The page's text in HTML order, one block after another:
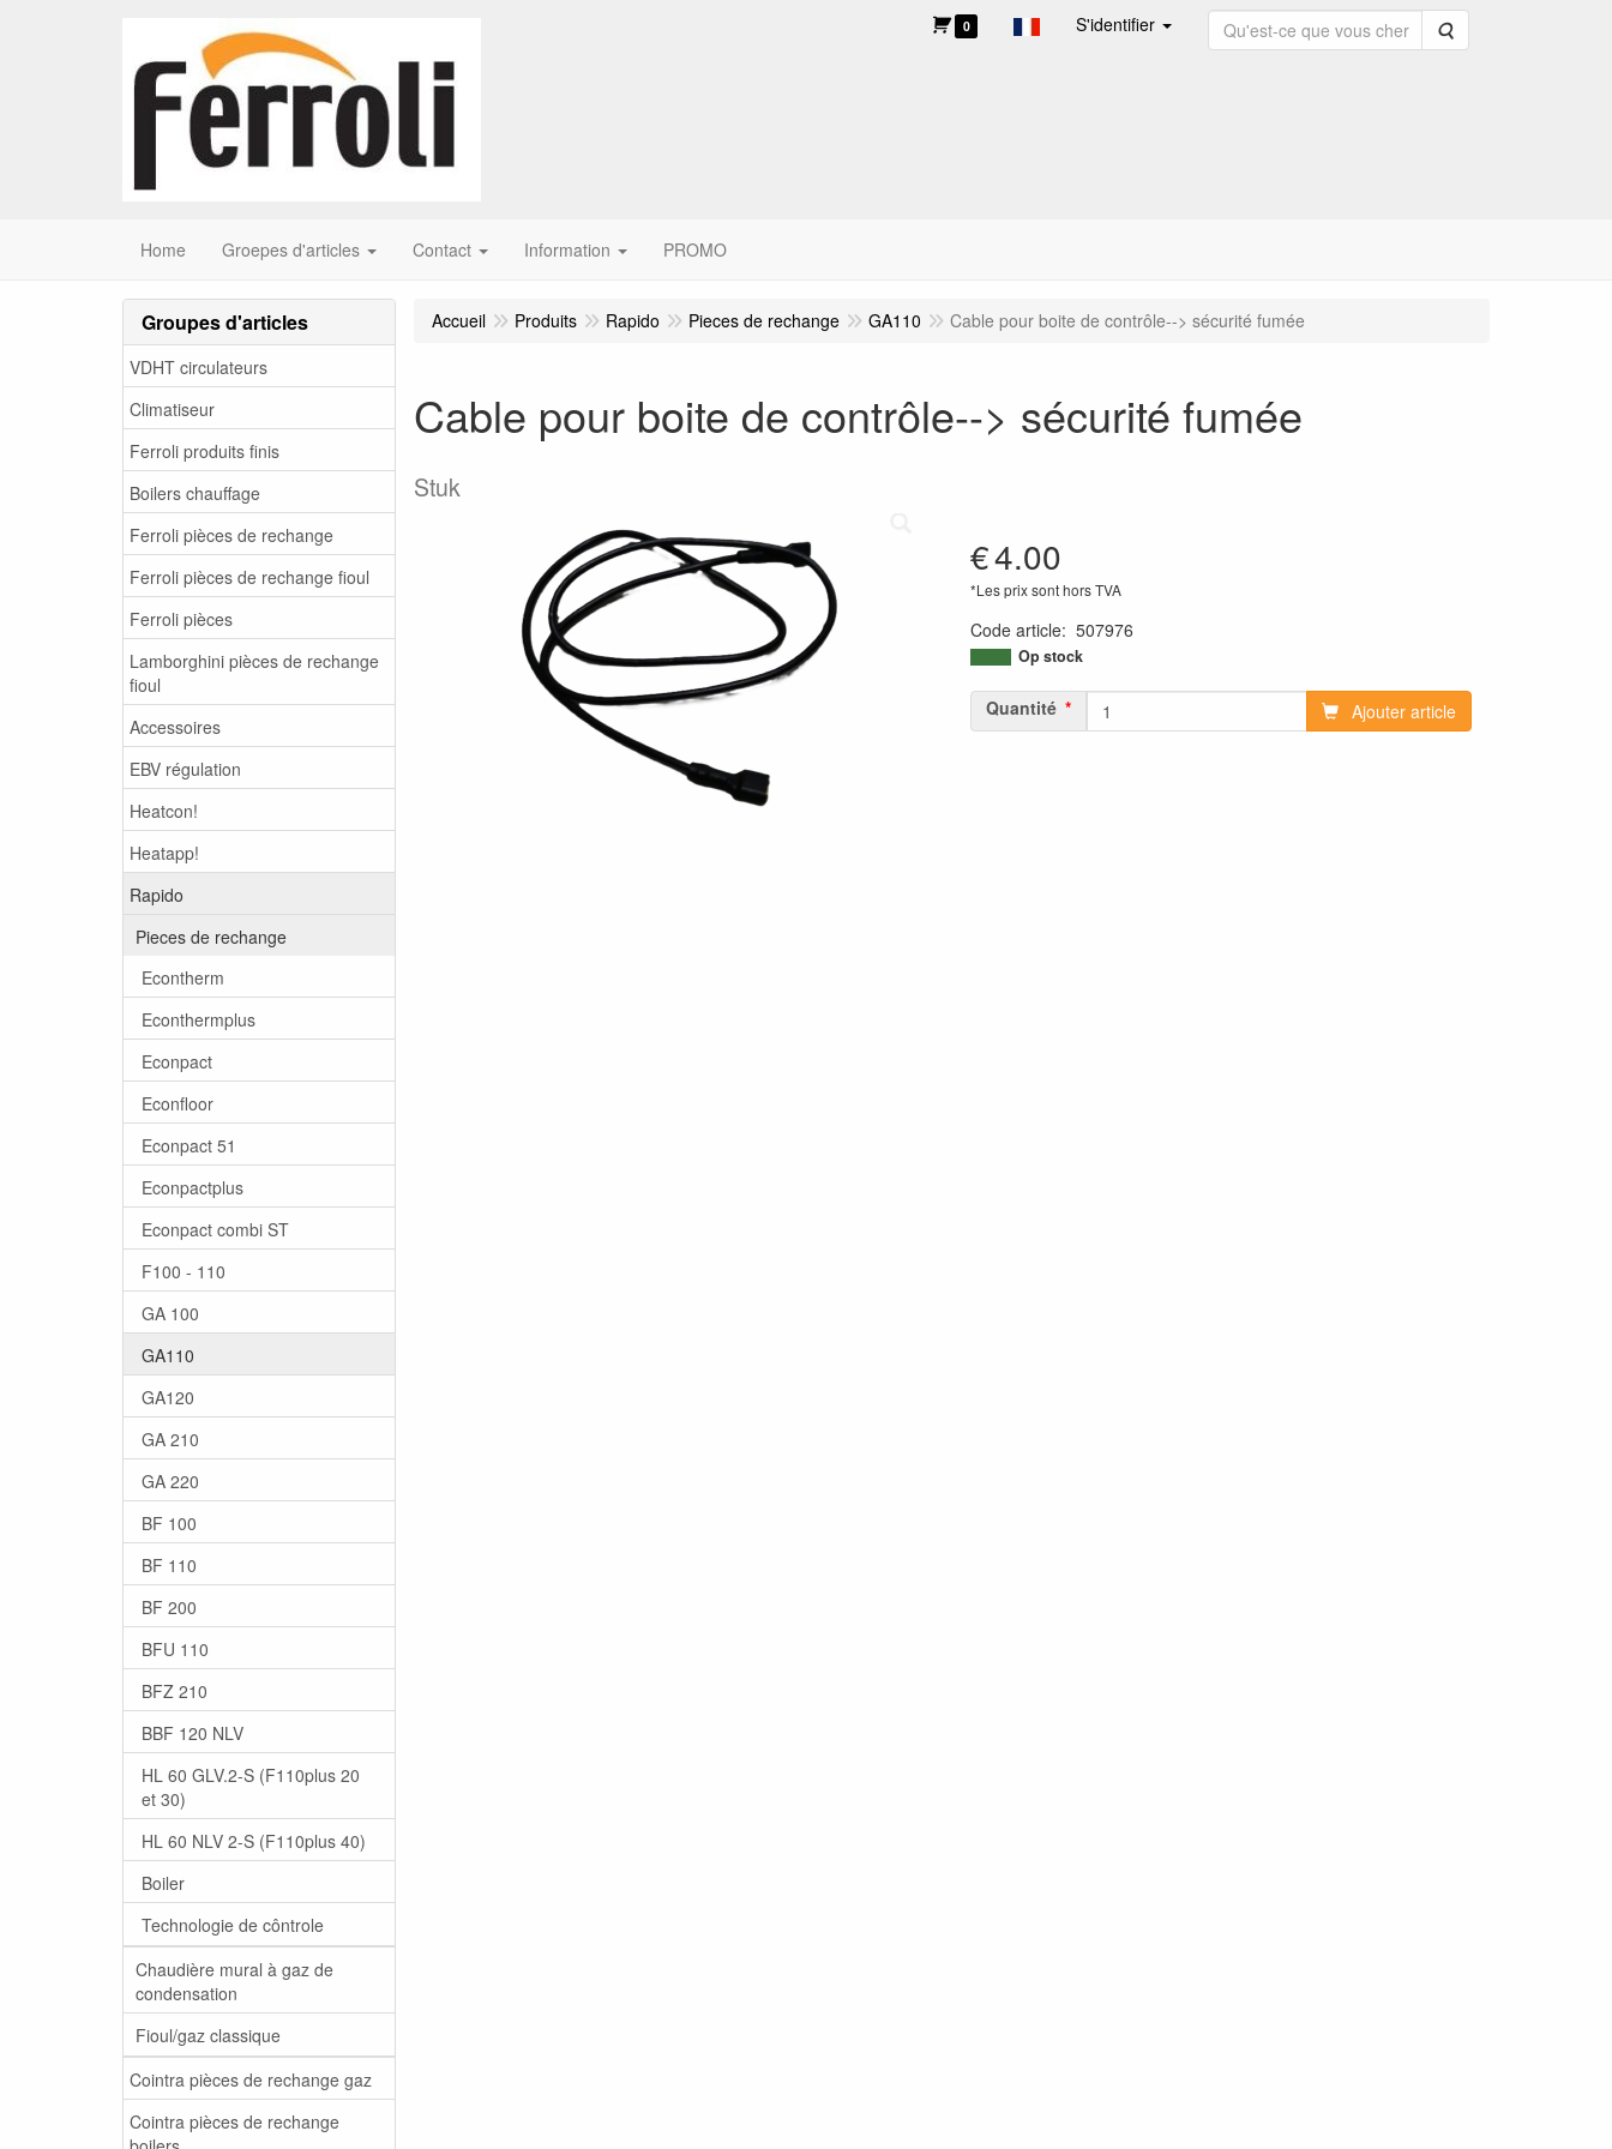
0 S'identifier Rechercher
Home Groepes d'articles Contact Information PROMO
Groupes d'articles
VDHT circulateurs
Climatiseur
Ferroli produits finis
Boilers chauffage
Ferroli pièces de rechange
Ferroli pièces de rechange fioul
Ferroli pièces
Lamborghini pièces de rechange
fioul
Accessoires
EBV régulation
Heatcon!
Heatapp!
Rapido
Pieces de rechange
Econtherm
Econthermplus
Econpact
Econfloor
Econpact 51
Econpactplus
Econpact combi ST
F100 - 110
GA 100
GA110
GA120
GA 210
GA 220
BF 100
BF 110
BF 200
BFU 110
BFZ 210
BBF 120 NLV
HL 60 GLV.2-S (F110plus 20
et 30)
HL 60 NLV 2-S (F110plus 40)
Boiler
Technologie de côntrole
Chaudière mural à gaz de
condensation
Fioul/gaz classique
Cointra pièces de rechange gaz
Cointra pièces de rechange
Accueil Produits Rapido Pieces de rechange GA110 Cable pour boite de contrôle--> sécurité fumée
Cable pour boite de contrôle--> sécurité fumée
Stuk
€4.00
*Les prix sont hors TVA
Code article: 507976
Op stock
Quantité Ajouter article